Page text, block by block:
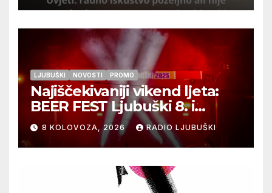
LJUBUŠKI NOVOSTI PROMO
Najiščekivaniji vikend ljeta:
BEER FEST Ljubuški 8. i
9.kolovoza
8 KOLOVOZA, 2026 RADIO LJUBUŠKI